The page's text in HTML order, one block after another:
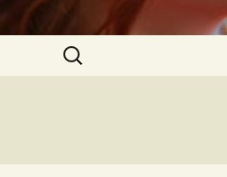
Rechercher :